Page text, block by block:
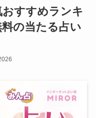
すすめランキ
の当たる占い